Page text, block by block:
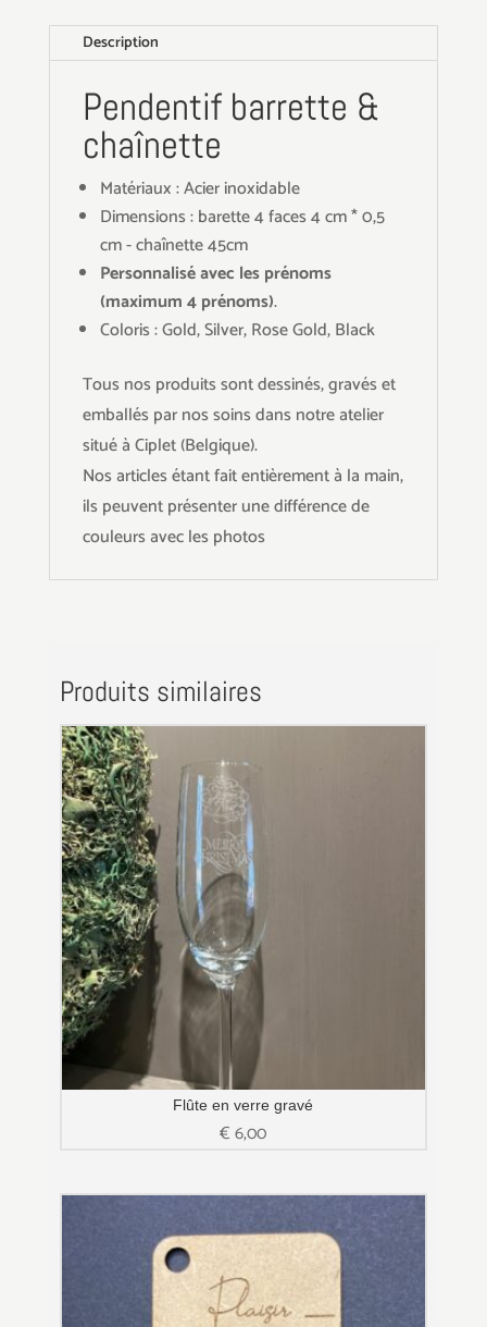
Description
Pendentif barrette &
chaînette
Matériaux : Acier inoxidable
Dimensions : barette 4 faces 4 cm * 0,5
cm - chaînette 45cm
Personnalisé avec les prénoms
(maximum 4 prénoms).
Coloris : Gold, Silver, Rose Gold, Black
Tous nos produits sont dessinés, gravés et
emballés par nos soins dans notre atelier
situé à Ciplet (Belgique).
Nos articles étant fait entièrement à la main,
ils peuvent présenter une différence de
couleurs avec les photos
Produits similaires
Flûte en verre gravé
€6,00